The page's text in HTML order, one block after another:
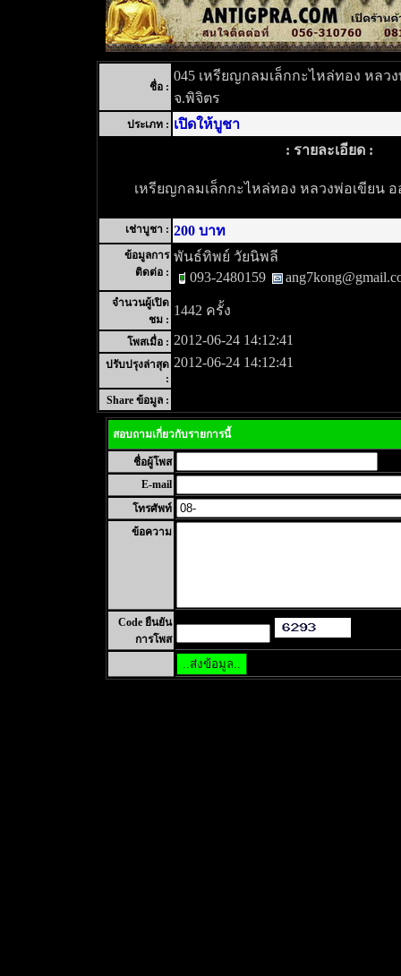
ชื่อ :
045 เหรียญกลมเล็กกะไหล่ทอง หลว
จ.พิจิตร
ประเภท : เปิดให้บูชา
: รายละเอียด :
เหรียญกลมเล็กกะไหล่ทอง หลวงพ่อเขียน
เช่าบูชา : 200 บาท
ข้อมูลการ
ติดต่อ :
พันธ์ทิพย์ วัยนิพลี
093-2480159
จำนวนผู้เปิด
ชม :
1442 ครั้ง
โพสเมื่อ : 2012-06-24 14:12:41
ปรับปรุงล่าสุด
:
2012-06-24 14:12:41
Share ข้อมูล :
สอบถามเกี่ยวกับรายการนี้
ชื่อผู้โพส
E-mail
โทรศัพท์
ข้อความ
Code ยืนยัน
การโพส